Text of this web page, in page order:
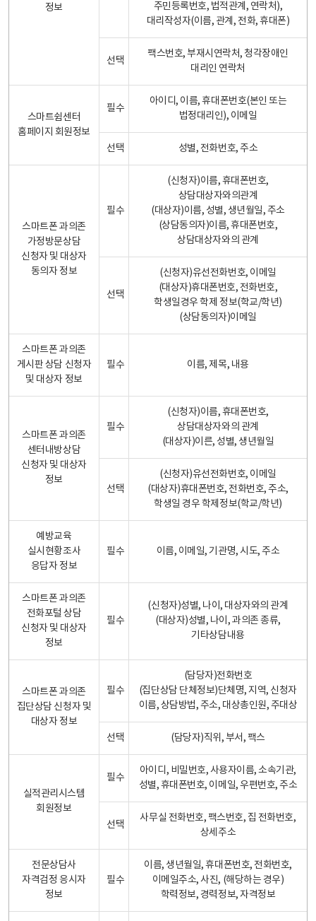
정보
주민등록번호, 법적관계, 연락처),
대리작성자(이름, 관계, 전화, 휴대폰)
선택
팩스번호, 부재시연락처, 청각장애인
대리인 연락처
스마트쉼센터
홈페이지 회원정보
필수
아이디, 이름, 휴대폰번호(본인 또는
법정대리인), 이메일
선택 성별, 전화번호, 주소
스마트폰 과의존
가정방문상담
신청자 및 대상자
동의자 정보
필수
(신청자)이름, 휴대폰번호,
상담대상자와의관계
(대상자)이름, 성별, 생년월일, 주소
(상담동의자)이름, 휴대폰번호,
상담대상자와의 관계
선택
(신청자)유선전화번호, 이메일
(대상자)휴대폰번호, 전화번호,
학생일경우 학제 정보(학교/학년)
(상담동의자)이메일
스마트폰 과의존
게시판 상담 신청자
및 대상자 정보
필수 이름, 제목, 내용
스마트폰 과의존
센터내방상담
신청자 및 대상자
정보
필수
(신청자)이름, 휴대폰번호,
상담대상자와의 관계
(대상자)이른, 성별, 생년월일
선택
(신청자)유선전화번호, 이메일
(대상자)휴대폰번호, 전화번호, 주소,
학생일 경우 학제정보(학교/학년)
예방교육
실시현황조사
응답자 정보
필수 이름, 이메일, 기관명, 시도, 주소
스마트폰 과의존
전화포털 상담
신청자 및 대상자
정보
필수
(신청자)성별, 나이, 대상자와의 관계
(대상자)성별, 나이, 과의존 종류,
기타상담내용
스마트폰 과의존
집단상담 신청자 및
대상자 정보
필수
(담당자)전화번호
(집단상담 단체정보)단체명, 지역, 신청자
이름, 상담방법, 주소, 대상총인원, 주대상
선택 (담당자)직위, 부서, 팩스
실적관리시스템
회원정보
필수
아이디, 비밀번호, 사용자이름, 소속기관,
성별, 휴대폰번호, 이메일, 우편번호, 주소
선택
사무실 전화번호, 팩스번호, 집 전화번호,
상세주소
전문상담사
자격검정 응시자
정보
필수
이름, 생년월일, 휴대폰번호, 전화번호,
이메일주소, 사진, (해당하는 경우)
학력정보, 경력정보, 자격정보